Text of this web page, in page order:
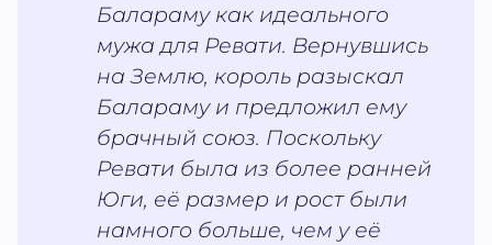
Балараму как идеального
мужа для Ревати. Вернувшись
на Землю, король разыскал
Балараму и предложил ему
брачный союз. Поскольку
Ревати была из более ранней
Юги, её размер и рост были
намного больше, чем у её